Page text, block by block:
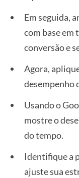
Em seguida,
com base em
conversão e
Agora,
desempenho
Usando o
mostre o
do tempo.
Identifique a
ajuste sua